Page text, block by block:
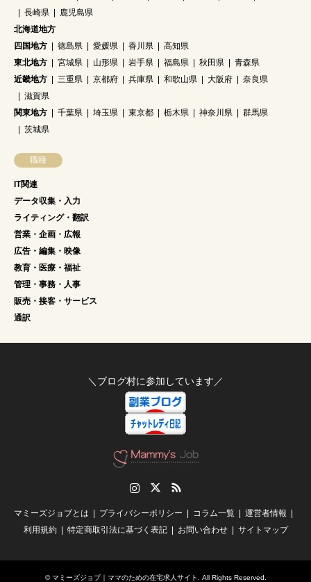
長崎県
鹿児島県
北海道地方
四国地方
徳島県 愛媛県 香川県
高知県
東北地方
宮城県 山形県 岩手県 福島県 秋田県
青森県
近畿地方
三重県 京都府 兵庫県 和歌山県 大阪府
奈良県
滋賀県
関東地方
千葉県 埼玉県 東京都 栃木県 神奈川県
群馬県
茨城県
職種
IT関連
データ収集・入力
ライティング・翻訳
営業・企画・広報
広告・編集・映像
教育・医療・福祉
管理・事務・人事
販売・接客・サービス
通訳
＼ブログ村に参加しています／
マミーズジョブとは プライバシーポリシー コラム一覧
運営者情報
利用規約
特定商取引法に基づく表記 お問い合わせ サイトマップ
©マミーズジョブ｜ママのための在宅求人サイト . All Rights Reserved.